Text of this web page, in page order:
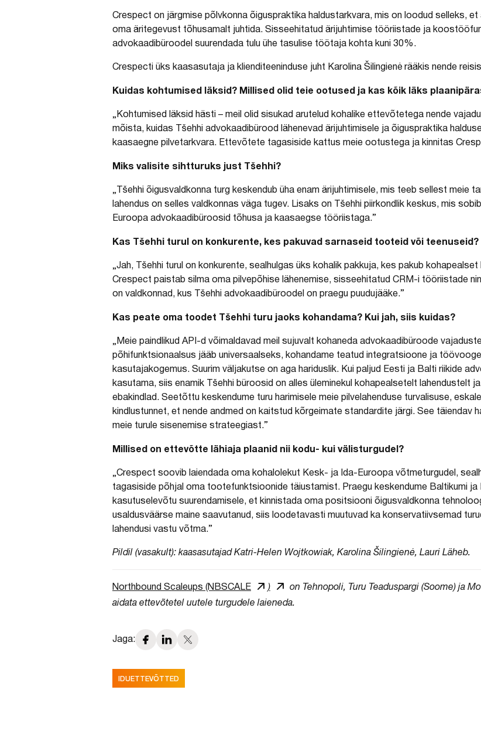
Crespect on järgmise põlvkonna õiguspraktika haldustarkvara, mis on loodud selleks,
oma äritegevust tõhusamalt juhtida. Sisseehitatud ärijuhtimise tööriistade ja
advokaadibüroodel suurendada tulu ühe tasulise töötaja kohta kuni 30%.
Crespecti üks kaasasutaja ja klienditeeninduse juht Karolina Šilingienė rääkis nende
Kuidas kohtumised läksid? Millised olid teie ootused ja kas kõik läks
„Kohtumised läksid hästi – meil olid sisukad arutelud kohalike ettevõtetega nende
mõista, kuidas Tšehhi advokaadibürood lähenevad ärijuhtimisele ja õiguspraktika
kaasaegne pilvetarkvara. Ettevõtete tagasiside kattus meie ootustega ja kinnitas
Miks valisite sihtturuks just Tšehhi?
„Tšehhi õigusvaldkonna turg keskendub üha enam ärijuhtimisele, mis teeb sellest meie
lahendus on selles valdkonnas väga tugev. Lisaks on Tšehhi piirkondlik keskus, mis
Euroopa advokaadibüroosid tõhusa ja kaasaegse tööriistaga.”
Kas Tšehhi turul on konkurente, kes pakuvad sarnaseid tooteid või
„Jah, Tšehhi turul on konkurente, sealhulgas üks kohalik pakkuja, kes pakub
Crespect paistab silma oma pilvepõhise lähenemise, sisseehitatud CRM-i tööriistade
on valdkonnad, kus Tšehhi advokaadibüroodel on praegu puudujääke.”
Kas peate oma toodet Tšehhi turu jaoks kohandama? Kui jah, siis kuidas?
„Meie paindlikud API-d võimaldavad meil sujuvalt kohaneda advokaadibüroode
põhifunktsionaalsus jääb universaalseks, kohandame teatud integratsioone ja
kasutajakogemus. Suurim väljakutse on aga hariduslik. Kui paljud Eesti ja Balti riikide
kasutama, siis enamik Tšehhi büroosid on alles üleminekul kohapealsetelt lahendustelt
ebakindlad. Seetõttu keskendume turu harimisele meie pilvelahenduse turvalisuse,
kindlustunnet, et nende andmed on kaitstud kõrgeimate standardite järgi. See täiendav
meie turule sisenemise strateegiast.”
Millised on ettevõtte lähiaja plaanid nii kodu- kui välisturgudel?
„Crespect soovib laiendada oma kohalolekut Kesk- ja Ida-Euroopa võtmeturgudel,
tagasiside põhjal oma tootefunktsioonide täiustamist. Praegu keskendume Baltikumi
kasutuselevõtu suurendamisele, et kinnistada oma positsiooni õigusvaldkonna
usaldusväärse maine saavutanud, siis loodetavasti muutuvad ka konservatiivsemad
lahendusi vastu võtma.”
Pildil (vasakult): kaasasutajad Katri-Helen Wojtkowiak, Karolina Šilingienė, Lauri Läheb.
Northbound Scaleups (NBSCALE )
on Tehnopoli, Turu Teaduspargi (Soome) ja
aidata ettevõtetel uutele turgudele laieneda.
Jaga:
IDUETTEVÕTTED